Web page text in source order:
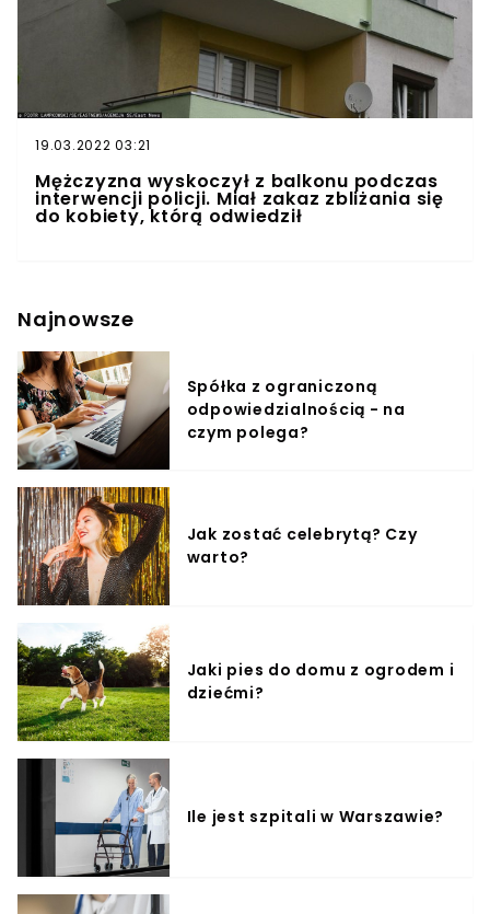
19.03.2022 03:21
Mężczyzna wyskoczył z balkonu podczas
interwencji policji. Miał zakaz zbliżania się
do kobiety, którą odwiedził
Najnowsze
Spółka z ograniczoną
odpowiedzialnością - na
czym polega?
Jak zostać celebrytą? Czy
warto?
Jaki pies do domu z ogrodem i
dziećmi?
Ile jest szpitali w Warszawie?